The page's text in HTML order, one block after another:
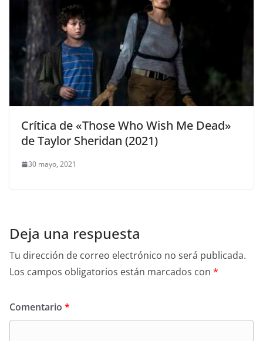
Crítica de «Those Who Wish Me Dead»
de Taylor Sheridan (2021)
30 mayo, 2021
Deja una respuesta
Tu dirección de correo electrónico no será publicada.
Los campos obligatorios están marcados con *
Comentario *